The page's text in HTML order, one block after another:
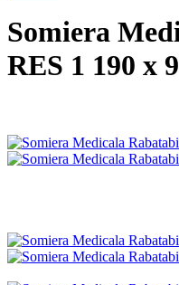
Somiera
RES 1 190 x